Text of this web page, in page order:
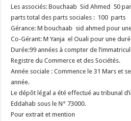
Les associés: Bouchaab Sid Ahmed 50
partstotal des parts sociales : 100 parts
Gérance: M bouchaab sid ahmed pour
Co-Gérant: M Yanja el Ouali pour une
Durée:99 années à compter de
Registre du Commerce et des Sociétés.
Année sociale : Commence le 31 Mars et
année.
Le dépôt légal a été effectué au tribunal
Eddahab sous le N° 73000.
Pour extrait et mention